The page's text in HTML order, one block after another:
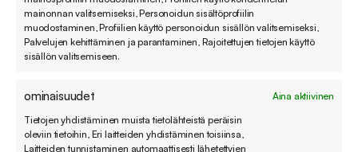
mainonnan valitsemiseksi, Personoidun sisältöprofiilin
muodostaminen, Profiilien käyttö personoidun sisällön valitsemiseksi,
Palvelujen kehittäminen ja parantaminen, Rajoitettujen tietojen käyttö
sisällön valitsemiseen.
ominaisuudet
Aina aktiivinen
Tietojen yhdistäminen muista tietolähteistä peräisin
oleviin tietoihin, Eri laitteiden yhdistäminen toisiinsa,
Laitteiden tunnistaminen automaattisesti lähetettyjen
asiakkaalle erilainen automaattiviesti pyynnön
vastaanottamisesta, jossa toimitetaan asiakkaalle
Pyynnölle voidaan myös asettaa suoraan
perusteella, jotta yhteydenotto otetaan